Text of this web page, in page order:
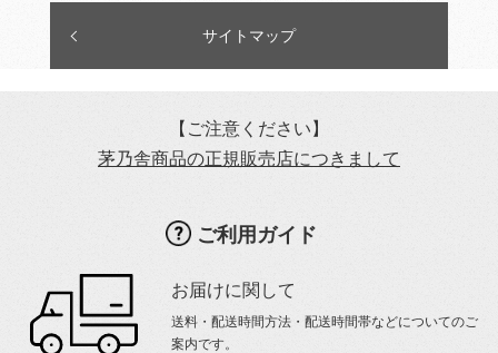
サイトマップ
【ご注意ください】
茅乃舎商品の正規販売店につきまして
ご利用ガイド
お届けに関して
送料・配送時間方法・配送時間帯などについてのご
案内です。